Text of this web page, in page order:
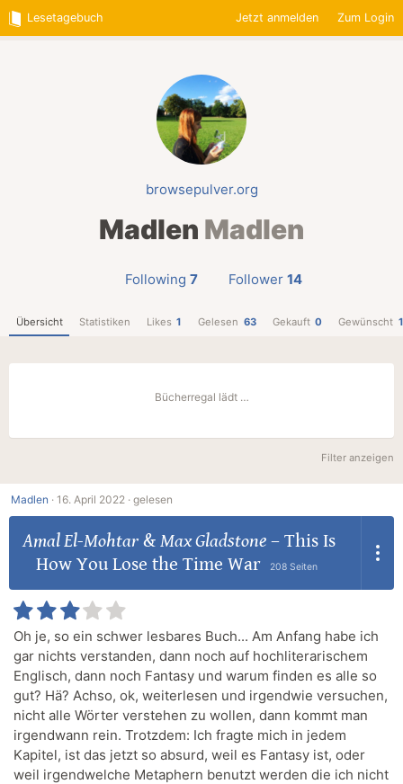
Lesetagebuch Jetzt anmelden Zum Login
browsepulver.org
Madlen Madlen
Following 7 Follower 14
Übersicht Statistiken Likes 1 Gelesen 63 Gekauft 0 Gewünscht 1
Bücherregal lädt …
Filter anzeigen
Madlen · 16. April 2022 · gelesen
Amal El-Mohtar& Max Gladstone– This Is
How You Lose the Time War
208 Seiten
Oh je, so ein schwer lesbares Buch... Am Anfang habe ich
gar nichts verstanden, dann noch auf hochliterarischem
Englisch, dann noch Fantasy und warum finden es alle so
gut? Hä? Achso, ok, weiterlesen und irgendwie versuchen,
nicht alle Wörter verstehen zu wollen, dann kommt man
irgendwann rein. Trotzdem: Ich fragte mich in jedem
Kapitel, ist das jetzt so absurd, weil es Fantasy ist, oder
weil irgendwelche Metaphern benutzt werden die ich nicht